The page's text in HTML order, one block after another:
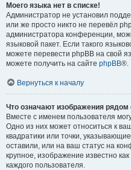
Моего языка нет в списке!
Администратор не установил
или же просто никто не перевёл
администратора конференции,
языковой пакет. Если такого
можете перевести phpBB на свой
можете получить на сайте phpBB®.
Вернуться к началу
Что означают изображения
Вместе с именем пользователя
Одно из них может относиться к
квадратики или точки,
оставили, или на ваш статус на
крупное, изображение известно
каждого пользователя.